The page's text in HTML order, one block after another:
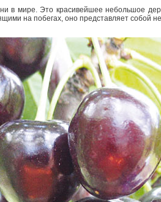
в мире. Это красивейшее небольшое
на побегах, оно представляет собой